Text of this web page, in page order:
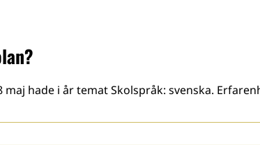
hade i år temat Skolspråk: svenska.